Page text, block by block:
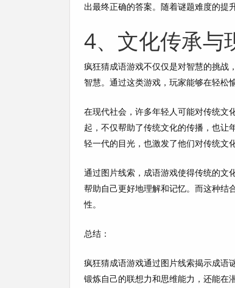
出最终正确的答案。随着谜题难度的提
4、文化传承与
疯狂猜成语游戏不仅仅是对智慧的挑战
智慧。通过这类游戏，玩家能够在轻松
在现代社会，许多年轻人可能对传统文
起，不仅帮助了传统文化的传播，也让
轻一代的目光，也激发了他们对传统文
通过图片线索，成语游戏使得传统的文
帮助自己更好地理解和记忆。而这种结
性。
总结：
疯狂猜成语游戏通过图片线索揭示成语
锻炼自己的联想力和思维能力，还能在